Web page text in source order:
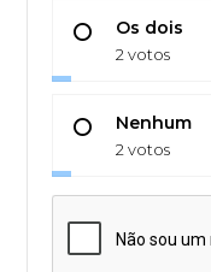
Os dois
2 votos
Nenhum
2 votos